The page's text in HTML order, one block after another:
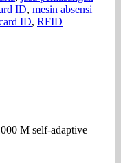
ID, mesin absensi
ID, RFID
M self-adaptive